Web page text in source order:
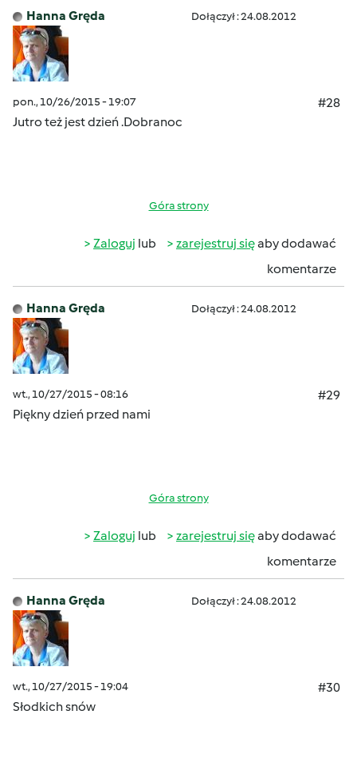
Hanna Gręda Dołączył : 24.08.2012
pon., 10/26/2015 - 19:07
#28
Jutro też jest dzień .Dobranoc
Góra strony
Zaloguj lub zarejestruj sięaby dodawać
komentarze
Hanna Gręda Dołączył : 24.08.2012
wt., 10/27/2015 - 08:16
#29
Piękny dzień przed nami
Góra strony
Zaloguj lub zarejestruj sięaby dodawać
komentarze
Hanna Gręda Dołączył : 24.08.2012
wt., 10/27/2015 - 19:04
#30
Słodkich snów